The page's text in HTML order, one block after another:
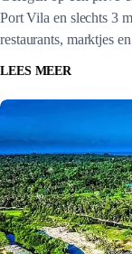
Port Vila en slechts 3
restaurants, marktjes
LEES MEER